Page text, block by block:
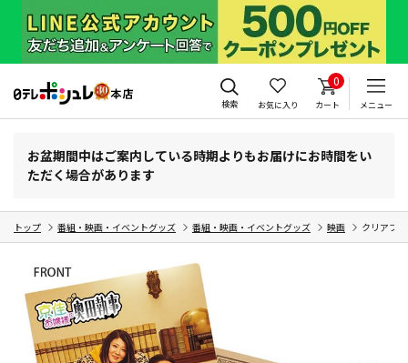
検索 お気に入り
0
カート メニュー
お盆期間中はご案内している時期よりもお届けにお時間をい
ただく場合があります
トップ 番組・映画・イベントグッズ 番組・映画・イベントグッズ 映画 クリアフ